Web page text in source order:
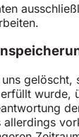
wurde,
allerdings